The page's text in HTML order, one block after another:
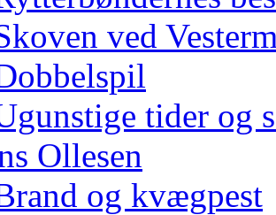
ved
tider og
Ollesen
og kvægpest